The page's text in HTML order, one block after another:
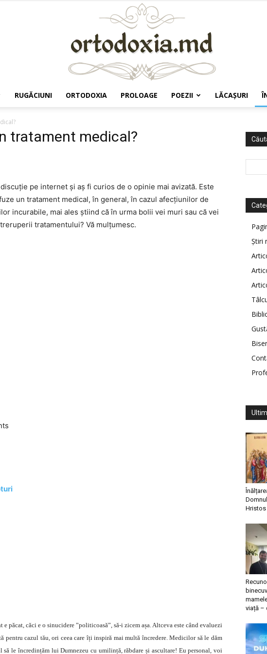
RUGĂCIUNI ORTODOXIA PROLOAGE POEZII LĂCAŞURI
tratament medical?
pe internet şi aş fi curios de o opinie mai avizată. Este
un tratament medical, în general, în cazul afecţiunilor de
incurabile, mai ales ştiind că în urma bolii vei muri sau că vei
tratamentului? Vă mulţumesc.
păcat, căci e o sinucidere ”politicoasă”, să-i zicem așa. Altceva este când evaluezi
cazul tău, ori ceea care îți inspiră mai multă încredere. Medicilor să le dăm
să le încredințăm lui Dumnezeu cu umilință, răbdare și ascultare! Eu personal, voi
Știri
Hristos
viață –